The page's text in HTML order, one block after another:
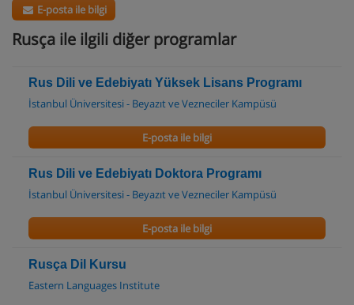
E-posta ile bilgi
Rusça ile ilgili diğer programlar
Rus Dili ve Edebiyatı Yüksek Lisans Programı
İstanbul Üniversitesi - Beyazıt ve Vezneciler Kampüsü
E-posta ile bilgi
Rus Dili ve Edebiyatı Doktora Programı
İstanbul Üniversitesi - Beyazıt ve Vezneciler Kampüsü
E-posta ile bilgi
Rusça Dil Kursu
Eastern Languages Institute